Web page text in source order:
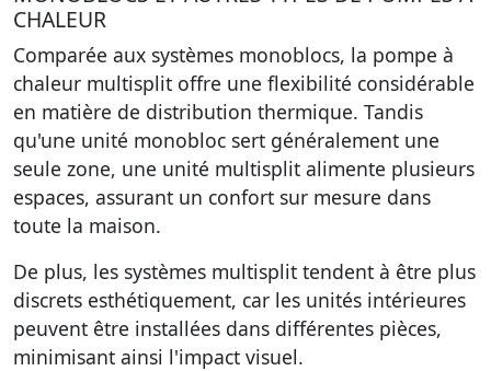
CHALEUR
Comparée aux systèmes monoblocs, la pompe à
chaleur multisplit offre une flexibilité considérable
en matière de distribution thermique. Tandis
qu'une unité monobloc sert généralement une
seule zone, une unité multisplit alimente plusieurs
espaces, assurant un confort sur mesure dans
toute la maison.
De plus, les systèmes multisplit tendent à être plus
discrets esthétiquement, car les unités intérieures
peuvent être installées dans différentes pièces,
minimisant ainsi l'impact visuel.